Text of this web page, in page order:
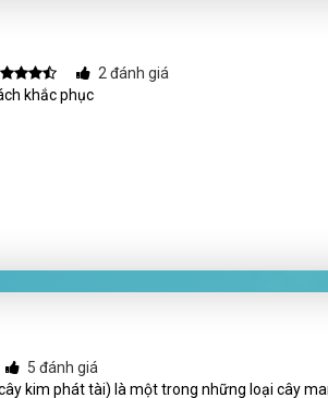
2 đánh giá
khắc phục
5 đánh giá
kim phát tài) là một trong những loại cây